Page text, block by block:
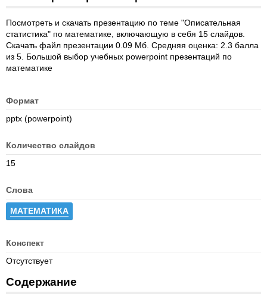
Посмотреть и скачать презентацию по теме "Описательная
статистика" по математике, включающую в себя 15 слайдов.
Скачать файл презентации 0.09 Мб. Средняя оценка: 2.3 балла
из 5. Большой выбор учебных powerpoint презентаций по
математике
Формат
pptx (powerpoint)
Количество слайдов
15
Слова
МАТЕМАТИКА
Конспект
Отсутствует
Содержание